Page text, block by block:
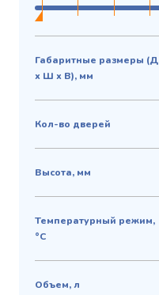
Габаритные размеры (Д
х Ш х В), мм
Кол-во дверей
Высота, мм
Температурный режим,
°C
Объем, л